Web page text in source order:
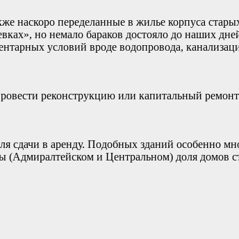
наскоро переделанные в жилье корпуса
но немало бараков достояло до наших
условий вроде водопровода,
реконструкцию или капитальный
в аренду. Подобных зданий особенно
и Центральном) доля домов